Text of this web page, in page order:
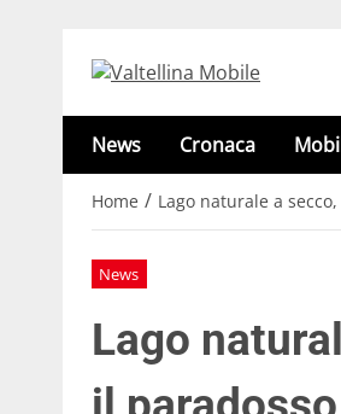
News Cronaca
Home / Lago naturale a
News
Lago